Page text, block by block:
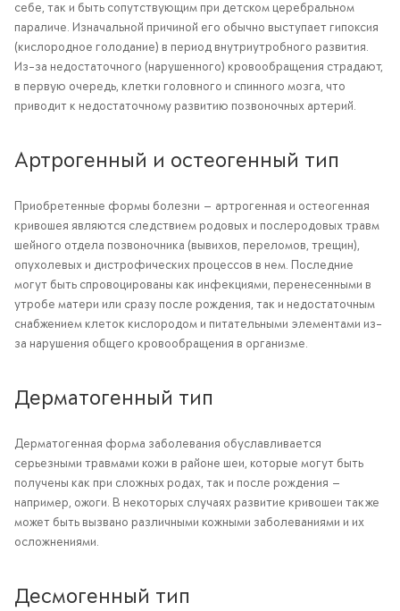
себе, так и быть сопутствующим при детском церебральном
параличе. Изначальной причиной его обычно выступает гипоксия
(кислородное голодание) в период внутриутробного развития.
Из-за недостаточного (нарушенного) кровообращения страдают,
в первую очередь, клетки головного и спинного мозга, что
приводит к недостаточному развитию позвоночных артерий.
Артрогенный и остеогенный тип
Приобретенные формы болезни — артрогенная и остеогенная
кривошея являются следствием родовых и послеродовых травм
шейного отдела позвоночника (вывихов, переломов, трещин),
опухолевых и дистрофических процессов в нем. Последние
могут быть спровоцированы как инфекциями, перенесенными в
утробе матери или сразу после рождения, так и недостаточным
снабжением клеток кислородом и питательными элементами из-
за нарушения общего кровообращения в организме.
Дерматогенный тип
Дерматогенная форма заболевания обуславливается
серьезными травмами кожи в районе шеи, которые могут быть
получены как при сложных родах, так и после рождения —
например, ожоги. В некоторых случаях развитие кривошеи также
может быть вызвано различными кожными заболеваниями и их
осложнениями.
Десмогенный тип